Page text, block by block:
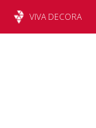
VIVA DECORA